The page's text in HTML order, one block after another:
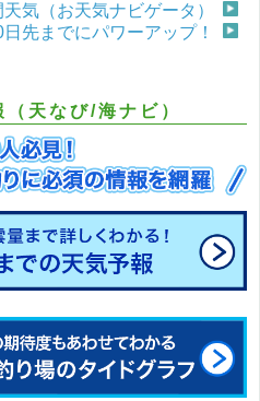
気（お天気ナビゲータ）
先までにパワーアップ！
天なび/海ナビ）